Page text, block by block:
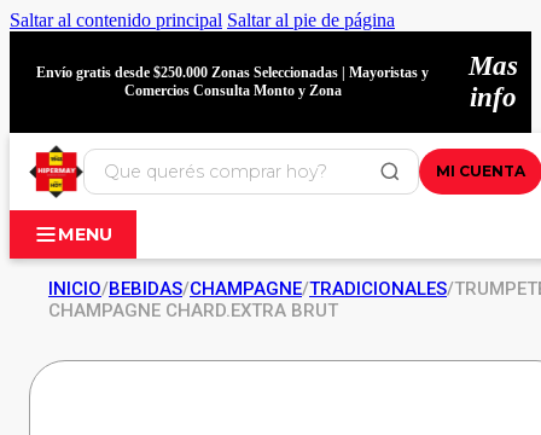
Saltar al contenido principal Saltar al pie de página
Envío gratis desde $250.000 Zonas Seleccionadas | Mayoristas y
Comercios Consulta Monto y Zona
Mas
info
MI CUENTA
MENU
INICIO/BEBIDAS/CHAMPAGNE/TRADICIONALES/
CHAMPAGNE CHARD.EXTRA BRUT